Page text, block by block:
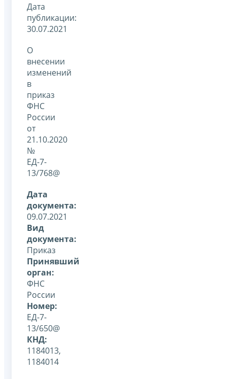
Дата
публикации:
30.07.2021
О
внесении
изменений
в
приказ
ФНС
России
от
21.10.2020
№
ЕД-7-
13/768@
Дата
документа:
09.07.2021
Вид
документа:
Приказ
Принявший
орган:
ФНС
России
Номер:
ЕД-7-
13/650@
КНД:
1184013,
1184014